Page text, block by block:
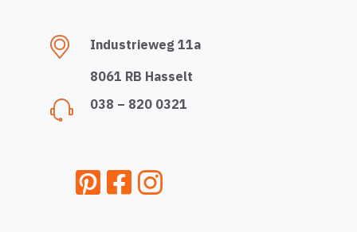
Industrieweg 11a
8061 RB Hasselt
038 – 820 0321